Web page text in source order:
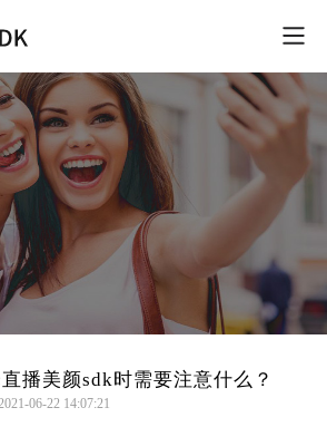
播美颜sdk时需要注意什么？
06-22 14:07:21